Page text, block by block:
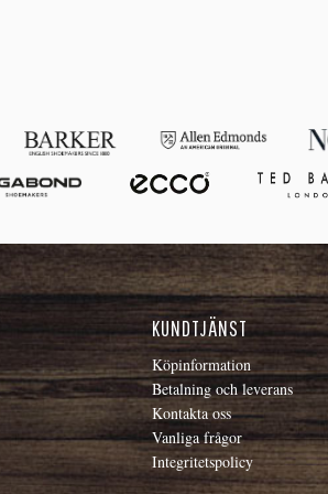
KUNDTJÄNST
Köpinformation
Betalning och leverans
Kontakta oss
Vanliga frågor
Integritetspolicy